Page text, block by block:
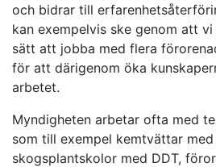
och bidrar till
kan exempelvis ske genom att
sätt att jobba med flera
för att därigenom öka
arbetet.
Myndigheten arbetar ofta med
som till exempel kemtvättar
skogsplantskolor med DDT,